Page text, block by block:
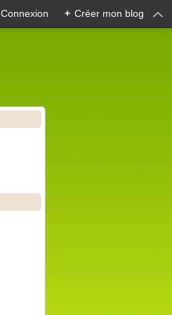
Connexion + Créer mon blog